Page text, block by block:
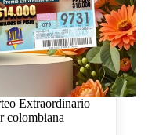
Extraordinario
colombiana